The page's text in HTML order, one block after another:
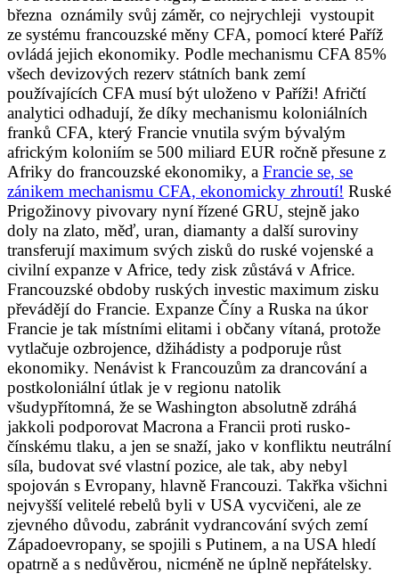
března oznámily svůj záměr, co nejrychleji vystoupit
ze systému francouzské měny CFA, pomocí které Paříž
ovládá jejich ekonomiky. Podle mechanismu CFA 85%
všech devizových rezerv státních bank zemí
používajících CFA musí být uloženo v Paříži! Afričtí
analytici odhadují, že díky mechanismu koloniálních
franků CFA, který Francie vnutila svým bývalým
africkým koloniím se 500 miliard EUR ročně přesune z
Afriky do francouzské ekonomiky, a Francie se, se
zánikem mechanismu CFA, ekonomicky zhroutí! Ruské
Prigožinovy pivovary nyní řízené GRU, stejně jako
doly na zlato, měď, uran, diamanty a další suroviny
transferují maximum svých zisků do ruské vojenské a
civilní expanze v Africe, tedy zisk zůstává v Africe.
Francouzské obdoby ruských investic maximum zisku
převádějí do Francie. Expanze Číny a Ruska na úkor
Francie je tak místními elitami i občany vítaná, protože
vytlačuje ozbrojence, džihádisty a podporuje růst
ekonomiky. Nenávist k Francouzům za drancování a
postkoloniální útlak je v regionu natolik
všudypřítomná, že se Washington absolutně zdráhá
jakkoli podporovat Macrona a Francii proti rusko-
čínskému tlaku, a jen se snaží, jako v konfliktu neutrální
síla, budovat své vlastní pozice, ale tak, aby nebyl
spojován s Evropany, hlavně Francouzi. Takřka všichni
nejvyšší velitelé rebelů byli v USA vycvičeni, ale ze
zjevného důvodu, zabránit vydrancování svých zemí
Západoevropany, se spojili s Putinem, a na USA hledí
opatrně a s nedůvěrou, nicméně ne úplně nepřátelsky.